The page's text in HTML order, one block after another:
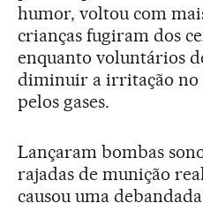
humor, voltou com
crianças fugiram dos
enquanto voluntários
diminuir a irritação no
pelos gases.
Lançaram bombas
rajadas de munição
causou uma